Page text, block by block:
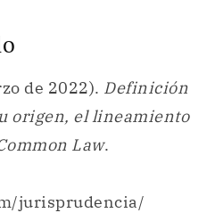
de 2022). Definición
origen, el lineamiento
Law.
jurisprudencia/